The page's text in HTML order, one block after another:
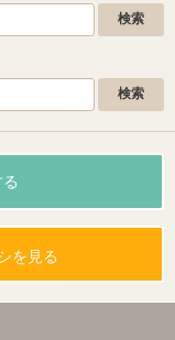
を見る